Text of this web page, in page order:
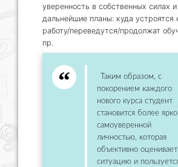
уверенность в собственных силах и
дальнейшие планы: куда устроятся
работу/переведутся/продолжат
пр.
Таким образом, с
покорением каждого
нового курса студент
становится более
самоуверенной
личностью, которая
объективно оценивает
ситуацию и